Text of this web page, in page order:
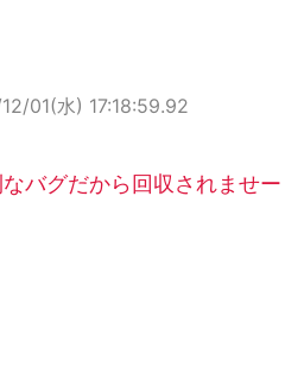
01(水) 17:18:59.92
バグだから回収されませー